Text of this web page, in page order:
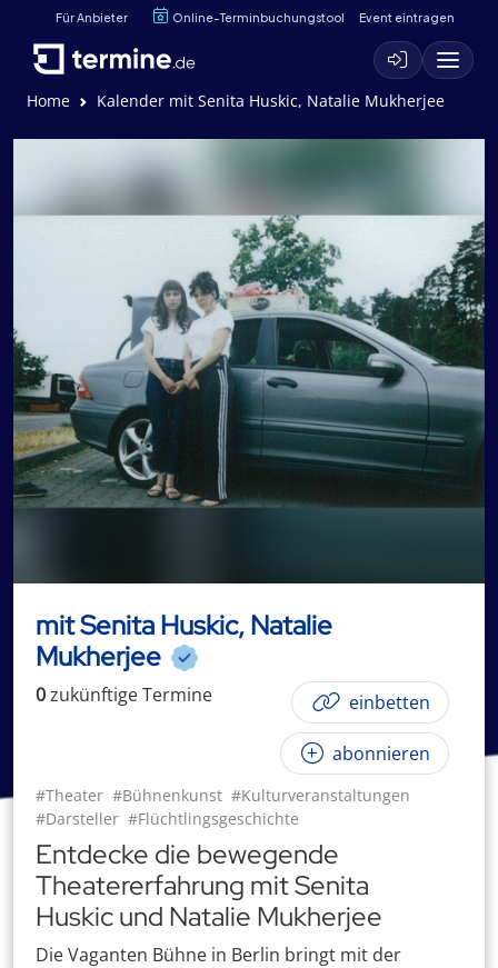
Für Anbieter Online-Terminbuchungstool Event eintragen
Home Kalender mit Senita Huskic, Natalie Mukherjee
mit Senita Huskic, Natalie
Mukherjee
0zukünftigeTermine einbetten
abonnieren
#Theater #Bühnenkunst #Kulturveranstaltungen
#Darsteller #Flüchtlingsgeschichte
Entdecke die bewegende
Theatererfahrung mit Senita
Huskic und Natalie Mukherjee
Die Vaganten Bühne in Berlin bringt mit der